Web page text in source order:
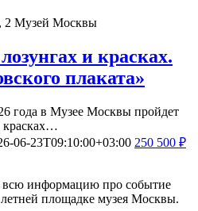
2 Музей Москвы
и красках.
плаката»
года в Музее Москвы пройдет
красках…
06-23T09:10:00+03:00 250 500 ₽
всю информацию про событие
площадке музея Москвы.